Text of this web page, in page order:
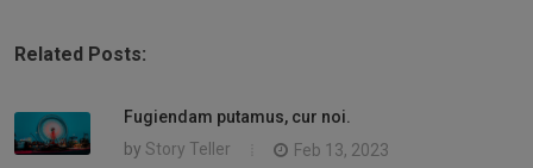
Related Posts:
Fugiendam putamus, cur noi.
by Story Teller Feb 13, 2023